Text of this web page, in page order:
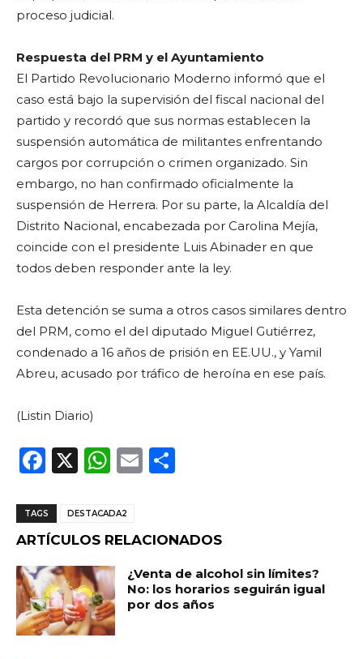
proceso judicial.
Respuesta del PRM y el Ayuntamiento
El Partido Revolucionario Moderno informó que el
caso está bajo la supervisión del fiscal nacional del
partido y recordó que sus normas establecen la
suspensión automática de militantes enfrentando
cargos por corrupción o crimen organizado. Sin
embargo, no han confirmado oficialmente la
suspensión de Herrera. Por su parte, la Alcaldía del
Distrito Nacional, encabezada por Carolina Mejía,
coincide con el presidente Luis Abinader en que
todos deben responder ante la ley.
Esta detención se suma a otros casos similares dentro
del PRM, como el del diputado Miguel Gutiérrez,
condenado a 16 años de prisión en EE.UU., y Yamil
Abreu, acusado por tráfico de heroína en ese país.
(Listin Diario)
F
c
e
b
o
o
k
X
W
a
ts
A
p
p
E
l
p
ar
ti
r
TAGS DESTACADA2
ARTÍCULOS RELACIONADOS
¿Venta de alcohol sin límites?
No: los horarios seguirán igual
por dos años